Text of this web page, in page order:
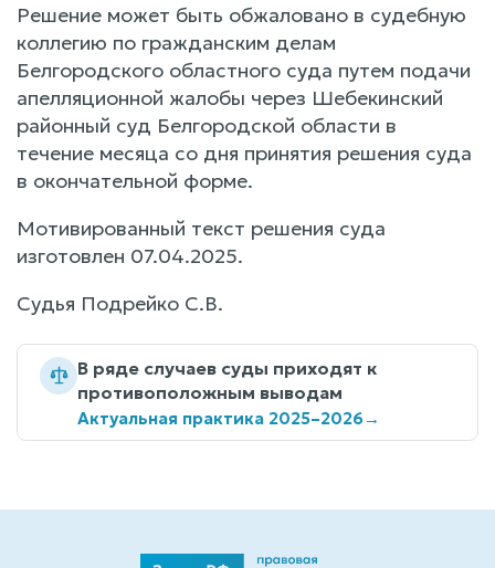
Решение может быть обжаловано в судебную
коллегию по гражданским делам
Белгородского областного суда путем подачи
апелляционной жалобы через Шебекинский
районный суд Белгородской области в
течение месяца со дня принятия решения суда
в окончательной форме.
Мотивированный текст решения суда
изготовлен 07.04.2025.
Судья Подрейко С.В.
В ряде случаев суды приходят к
противоположным выводам
Актуальная практика 2025–2026→